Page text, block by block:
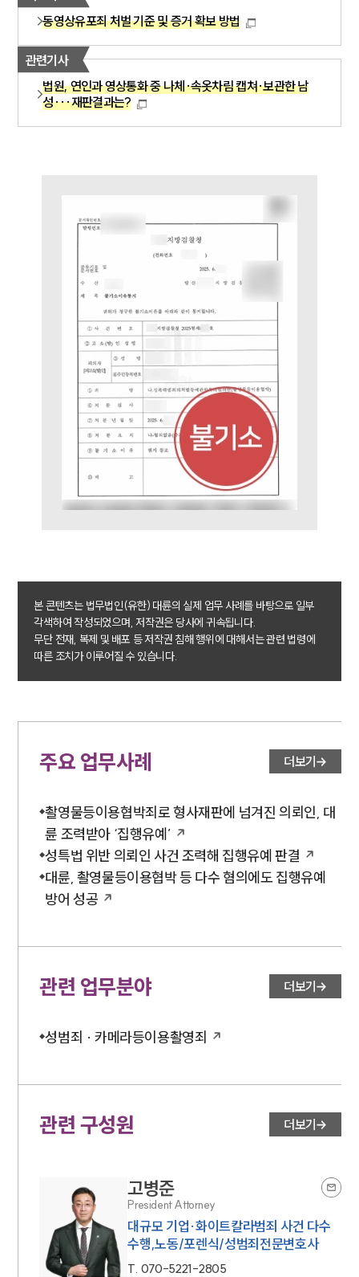
사례분석/최신동향
법률정보
법률지식인
고객후기
구성원 소개
성범죄전문변호사
소식/자료
언론보도
공지사항
법률서식
뉴스레터/브로슈어
세미나
대륜법률상담예약
대륜법률상담예약
동영상유포죄 처벌 기준 및 증거 확보 방법
관련기사
법원, 연인과 영상통화 중 나체·속옷차림 캡쳐·보관한 남
성···재판결과는?
본 콘텐츠는 법무법인(유한) 대륜의 실제 업무 사례를 바탕으로 일부
각색하여 작성되었으며, 저작권은 당사에 귀속됩니다.
무단 전재, 복제 및 배포 등 저작권 침해 행위에 대해서는 관련 법령에
따른 조치가 이루어질 수 있습니다.
주요 업무사례 더보기
촬영물등이용협박죄로 형사재판에 넘겨진 의뢰인, 대
륜 조력받아 ‘집행유예’
성특법 위반 의뢰인 사건 조력해 집행유예 판결
대륜, 촬영물등이용협박 등 다수 혐의에도 집행유예
방어 성공
관련 업무분야 더보기
성범죄 · 카메라등이용촬영죄
관련 구성원 더보기
고병준
President Attorney
대규모 기업·화이트칼라범죄 사건 다수
수행,노동/포렌식/성범죄전문변호사
T. 070-5221-2805